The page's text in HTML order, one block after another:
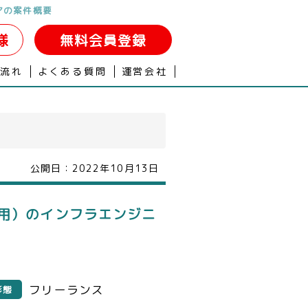
の案件概要
無料会員登録
れ よくある質問 運営会社
公開日： 2022年10月13日
）のインフラエンジニ
態 フリーランス